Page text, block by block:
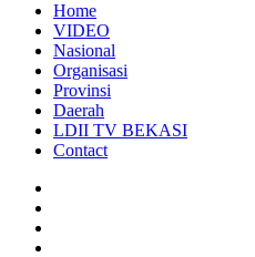
Home
VIDEO
Nasional
Organisasi
Provinsi
Daerah
LDII TV BEKASI
Contact